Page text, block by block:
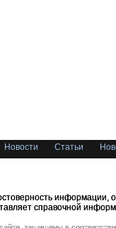
Новости Статьи
информации,
справочной